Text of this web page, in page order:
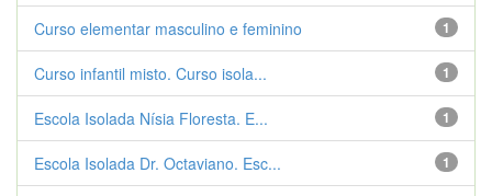
1
Curso elementar masculino e feminino
1
Curso infantil misto. Curso isola...
1
Escola Isolada Nísia Floresta. E...
1
Escola Isolada Dr. Octaviano. Esc...